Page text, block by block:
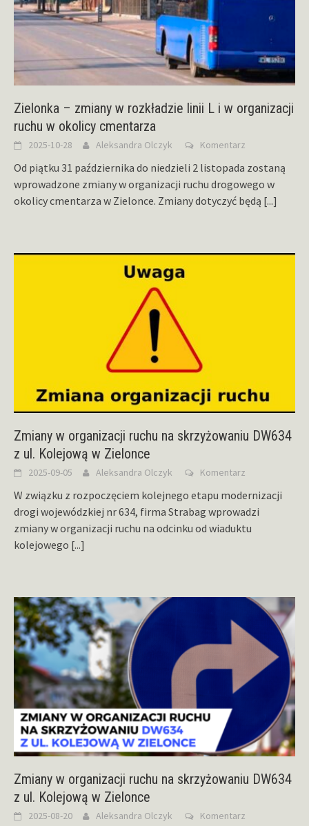
Zielonka – zmiany w rozkładzie linii L i w organizacji
ruchu w okolicy cmentarza
2025-10-28 Aleksandra Olczyk Komentarz
Od piątku 31 października do niedzieli 2 listopada zostaną
wprowadzone zmiany w organizacji ruchu drogowego w
okolicy cmentarza w Zielonce. Zmiany dotyczyć będą [...]
Zmiany w organizacji ruchu na skrzyżowaniu DW634
z ul. Kolejową w Zielonce
2025-09-05 Aleksandra Olczyk Komentarz
W związku z rozpoczęciem kolejnego etapu modernizacji
drogi wojewódzkiej nr 634, firma Strabag wprowadzi
zmiany w organizacji ruchu na odcinku od wiaduktu
kolejowego [...]
Zmiany w organizacji ruchu na skrzyżowaniu DW634
z ul. Kolejową w Zielonce
2025-08-20 Aleksandra Olczyk Komentarz